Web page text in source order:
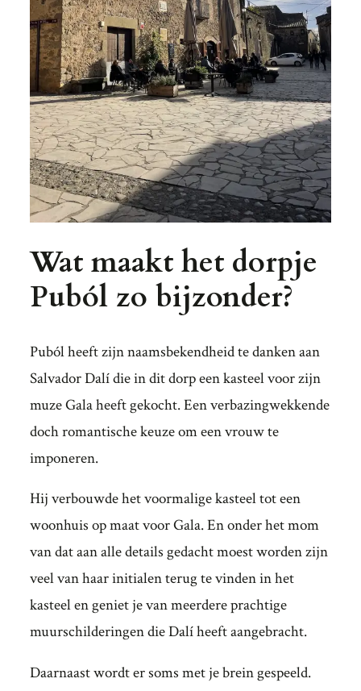
Wat maakt het dorpje
Puból zo bijzonder?
Puból heeft zijn naamsbekendheid te danken aan
Salvador Dalí die in dit dorp een kasteel voor zijn
muze Gala heeft gekocht. Een verbazingwekkende
doch romantische keuze om een vrouw te
imponeren.
Hij verbouwde het voormalige kasteel tot een
woonhuis op maat voor Gala. En onder het mom
van dat aan alle details gedacht moest worden zijn
veel van haar initialen terug te vinden in het
kasteel en geniet je van meerdere prachtige
muurschilderingen die Dalí heeft aangebracht.
Daarnaast wordt er soms met je brein gespeeld.